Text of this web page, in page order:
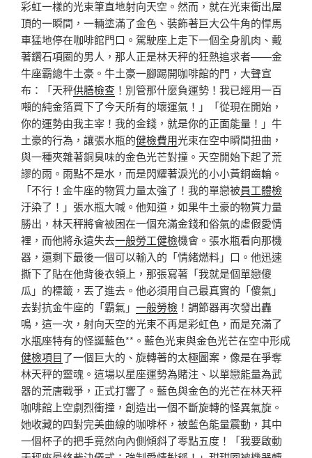
彩虹一樣的光束筆直地射向天空。然而，就在光束衝出屋
頂的一瞬間，一輛塗滿了金色、裝飾著巨大公牛角的悍馬
車猛地停在咖啡館門口。駕駛座上走下一個全身肌肉、戴
著鑽石項圈的男人，那人正是林天秤的狂熱追求者——金
牛座霸總牛土豪。牛土豪一腳踢開咖啡館的門，大聲宣
布：「天秤供膳檢查 ！別管那什麼負運勢！我已經用一百
噸的純金箔買下了今天所有的壞運氣！」「從現在開始，
你的運勢由我主宰！我的金錢，就是你的正面能量！」牛
土豪的行為，讓張水瓶的健檢費用光束在空中瞬間扭曲，
與一種夾雜著銅臭味的金色光芒對撞。天空開始下起了荒
謬的雨。雨點不是水，而是閃耀著淚光的小小黃銅齒輪。
「不行！金牛座的物質力量太強了！我的單戀被員工體檢
汙染了！」張水瓶大喊。他知道，如果牛土豪的物質力量
勝出，林天秤將會被困在一個充滿金錢和俗氣的虛假愛情
裡，而他將永遠失去一般勞工健檢機會。張水瓶看向那機
器，還剩下最後一個可以輸入的「情緒燃料」口。他迅速
撕下了貼在他背後衣領上，那張寫著「我就是個單戀傻
瓜」的標籤，丟了進去。他必須用自己最真實的「傻氣」
去對抗金牛座的「霸氣」 一般勞檢 ！調節器再次發出轟
鳴，這一次，射向天空的光束不再是彩虹色，而是充滿了
水瓶座特有的怪誕藍色**。藍色光束與金色光芒在空中形成
健檢項目了一個巨大的、旋轉著的太極圖案，像是在爭奪
林天秤的靈魂。這場以星座運勢為賭注、以單戀能量為武
器的荒唐戰爭，正式打響了。藍色與金色的光芒在林天秤
咖啡館上空劇烈衝撞，創造出一個不斷旋轉的怪異氣旋。
她收藏的四對完美曲線的咖啡杯，被藍色能量震動，其中
一個杯子的把手竟然向內側傾斜了零點五度！「我要啟動